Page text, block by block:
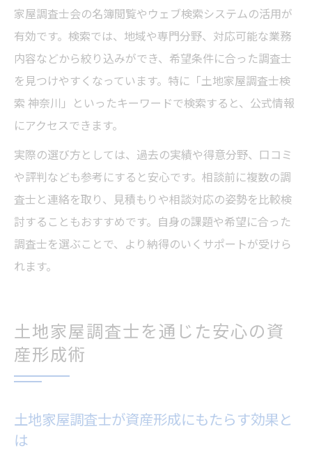
家屋調査士会の名簿閲覧やウェブ検索システムの活用が
有効です。検索では、地域や専門分野、対応可能な業務
内容などから絞り込みができ、希望条件に合った調査士
を見つけやすくなっています。特に「土地家屋調査士検
索 神奈川」といったキーワードで検索すると、公式情報
にアクセスできます。
実際の選び方としては、過去の実績や得意分野、口コミ
や評判なども参考にすると安心です。相談前に複数の調
査士と連絡を取り、見積もりや相談対応の姿勢を比較検
討することもおすすめです。自身の課題や希望に合った
調査士を選ぶことで、より納得のいくサポートが受けら
れます。
土地家屋調査士を通じた安心の資
産形成術
土地家屋調査士が資産形成にもたらす効果と
は